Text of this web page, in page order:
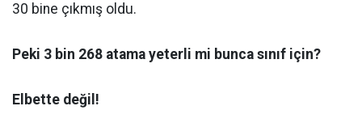
30 bine çıkmış oldu.
Peki 3 bin 268 atama yeterli mi bunca sınıf için?
Elbette değil!